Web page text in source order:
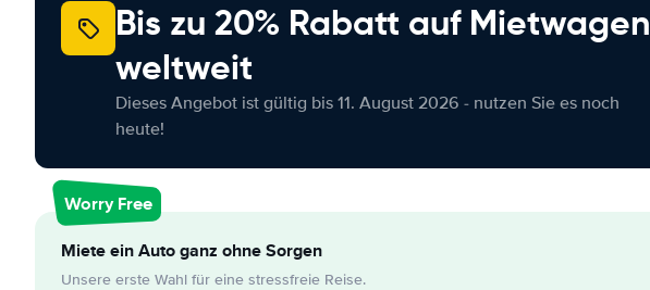
Bis zu 20% Rabatt auf Mietwagen
weltweit
Dieses Angebot ist gültig bis 11. August 2026 - nutzen Sie es noch
heute!
Worry Free
Miete ein Auto ganz ohne Sorgen
Unsere erste Wahl für eine stressfreie Reise.